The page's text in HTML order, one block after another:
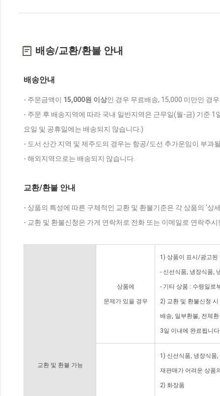
배송/교환/환불 안내
배송안내
- 주문금액이 15,000원 이상인 경우 무료배송, 15,000 미만인 경
- 주문 후 배송지역에 따라 국내 일반지역은 근무일(월-금) 기준
요일 및 공휴일에는 배송되지 않습니다.)
- 도서 산간 지역 및 제주도의 경우는 항공/도선 추가운임이 부과
- 해외지역으로는 배송되지 않습니다.
교환/환불 안내
- 상품의 특성에 따른 구체적인 교환 및 환불기준은 각 상품의 '상
- 교환 및 환불신청은 가게 연락처로 전화 또는 이메일로 연락주
교환 및 환불 가능
상품에
문제가 있을 경우
1) 상품이 표시/광고된
- 신선식품, 냉장식품,
- 기타 상품 : 수령일로
2) 교환 및 환불신청
배송, 일부환불, 전체
3일 이내에 완료됩니
1) 신선식품, 냉장식품
재판매가 어려운 상품
2) 화장품